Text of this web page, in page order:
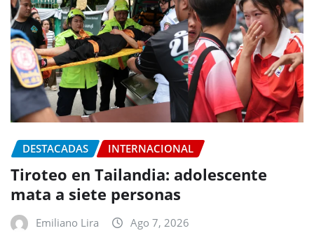
DESTACADAS INTERNACIONAL
Tiroteo en Tailandia: adolescente
mata a siete personas
Emiliano Lira Ago 7, 2026